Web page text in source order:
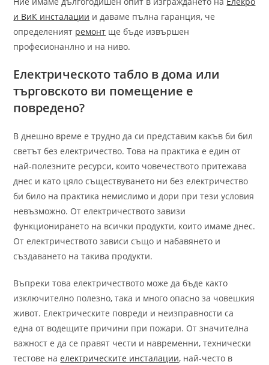
и ВиК инсталации и даваме пълна гаранция, че
определеният ремонт ще бъде извършен
професионанлно и на ниво.
Електрическото табло в дома или
търговското ви помещение е
повредено?
В днешно време е трудно да си представим какъв би бил
светът без електричество. Това на практика е един от
най-полезните ресурси, които човечеството притежава
днес и като цяло съществуването ни без електричество
би било на практика немислимо и дори при тези условия
невъзможно. От електричеството завизи
функционирането на всички продукти, които имаме днес.
От електричеството зависи също и набавянето и
създаването на такива продукти.
Въпреки това електричеството може да бъде както
изключително полезно, така и много опасно за човешкия
живот. Електрическите повреди и неизправности са
една от водещите причини при пожари. От значителна
важност е да се правят чести и навременни, технически
тестове наелектрическите инсталации, най-често в